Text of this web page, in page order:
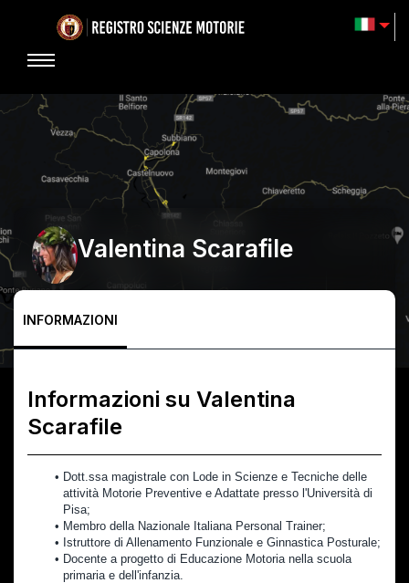
Valentina Scarafile
INFORMAZIONI
Informazioni su Valentina
Scarafile
Dott.ssa magistrale con Lode in Scienze e Tecniche delle
attività Motorie Preventive e Adattate presso l'Università di
Pisa;
Membro della Nazionale Italiana Personal Trainer;
Istruttore di Allenamento Funzionale e Ginnastica Posturale;
Docente a progetto di Educazione Motoria nella scuola
primaria e dell'infanzia.